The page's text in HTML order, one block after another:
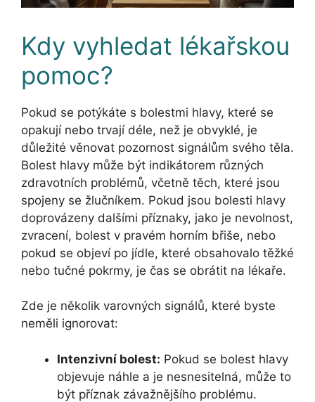
Kdy vyhledat lékařskou
pomoc?
Pokud se potýkáte s bolestmi hlavy, které se
opakují nebo trvají déle, než je obvyklé, je
důležité věnovat pozornost signálům svého těla.
Bolest hlavy může být indikátorem různých
zdravotních problémů, včetně těch, které jsou
spojeny se žlučníkem. Pokud jsou bolesti hlavy
doprovázeny dalšími příznaky, jako je nevolnost,
zvracení, bolest v pravém horním břiše, nebo
pokud se objeví po jídle, které obsahovalo těžké
nebo tučné pokrmy, je čas se obrátit na lékaře.
Zde je několik varovných signálů, které byste
neměli ignorovat:
Intenzivní bolest: Pokud se bolest hlavy
objevuje náhle a je nesnesitelná, může to
být příznak závažnějšího problému.